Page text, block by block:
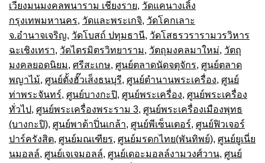
เวียงมนมงคลพนาราม เชียงราย, วัดแคนางเลิ้ง
กรุงเทพมหานคร, วัดและพระเกจิ, วัดโคกเลาะ
จ.อำนาจเจริญ, วัดโบสถ์ ปทุมธานี, วัดโสธรวรารามวรวิหาร
ฉะเชิงเทรา, วัดไตรมิตรวิทยาราม, วัตถุมงคลมาใหม่, วัตถุ
มงคลยอดนิยม, ศรีสะเกษ, ศูนย์ตลาดนัดจตุจักร, ศูนย์ตลาด
พญาไม้, ศูนย์ตั้งฮั๊วเส็งธนบุรี, ศูนย์ตำนานพระเครื่อง, ศูนย์
ท่าพระจันทร์, ศูนย์บางกะปิ, ศูนย์พระเครื่อง, ศูนย์พระเครื่อง
ทั่วไป, ศูนย์พระเครื่องพระราม 3, ศูนย์พระเครื่องเมืองพุทธ
(บางกะปิ), ศูนย์พาต้าปิ่นเกล้า, ศูนย์พีเซ็นเตอร์, ศูนย์ฟิวเจอร์
ปาร์ครังสิต, ศูนย์มณเฑียร, ศูนย์มรดกไทย(พันทิพย์), ศูนย์ยูเนี่ย
นมอลล์, ศูนย์เจเจมอลล์, ศูนย์เดอะมอลล์งามวงศ์วาน, ศูนย์